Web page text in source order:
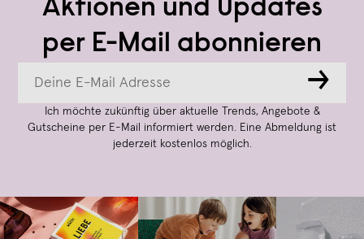
Aktionen und Updates
per E-Mail abonnieren
→
Ich möchte zukünftig über aktuelle Trends, Angebote &
Gutscheine per E-Mail informiert werden. Eine Abmeldung ist
jederzeit kostenlos möglich.